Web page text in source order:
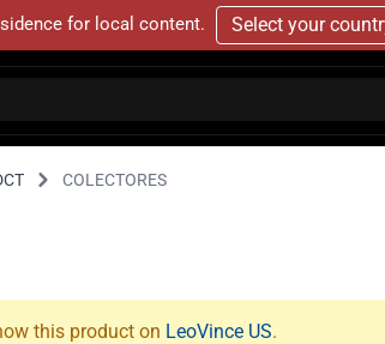
for local content. Select your
COLECTORES
this product on LeoVince US.